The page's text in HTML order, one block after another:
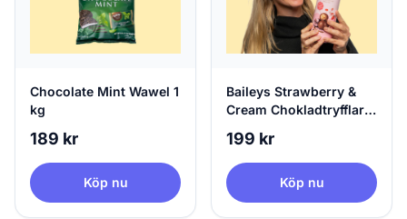
Chocolate Mint Wawel 1
kg
189 kr
Köp nu
Baileys Strawberry &
Cream Chokladtryfflar i
199 kr
Köp nu